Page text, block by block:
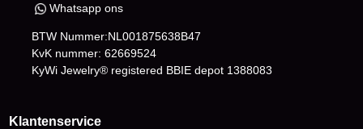
Whatsapp ons
BTW Nummer:NL001875638B47
KvK nummer: 62669524
KyWi Jewelry® registered BBIE depot 1388083
Klantenservice